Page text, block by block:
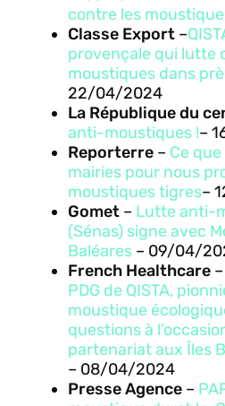
contre les
Classe Export –
provençale qui lutte
moustiques dans
22/04/2024
La République du
anti-moustiques !–
Reporterre – Ce
mairies pour nous
moustiques tigres–
Gomet – Lutte anti-
(Sénas) signe avec
Baléares– 09/04/
French Healthcare –
PDG de QISTA,
moustique
questions à
partenariat aux Îles
– 08/04/2024
Presse Agence –